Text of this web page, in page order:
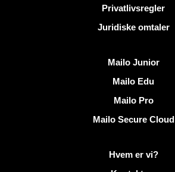
Privatlivsregler
Juridiske omtaler
Mailo Junior
Mailo Edu
Mailo Pro
Mailo Secure Cloud
Flere oplysninger på MailoHvem er vi?